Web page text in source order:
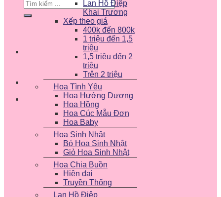
Tìm
kiếm:
Lan Hồ Điệp
Khai Trương
Xếp theo giá
400k đến 800k
1 triệu đến 1,5
triệu
1,5 triệu đến 2
triệu
Trên 2 triệu
Hoa Tình Yêu
Hoa Hướng Dương
Hoa Hồng
Hoa Cúc Mẫu Đơn
Hoa Baby
Hoa Sinh Nhật
Bó Hoa Sinh Nhật
Giỏ Hoa Sinh Nhật
Hoa Chia Buồn
Hiện đại
Truyền Thống
Lan Hồ Điệp